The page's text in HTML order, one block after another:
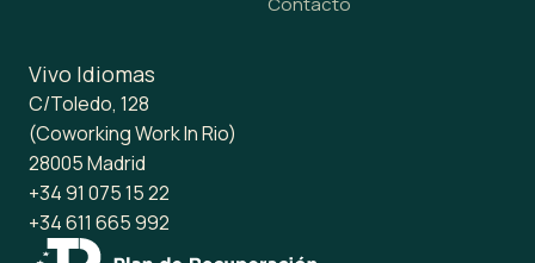
Vivo Idiomas
C/Toledo, 128
(Coworking Work In Rio)
28005 Madrid
+34 91 075 15 22
+34 611 665 992